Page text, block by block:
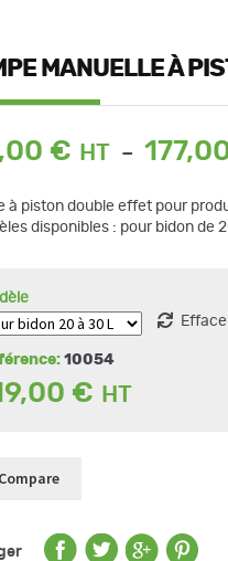
MANUELLE À
€ –
à piston double effet pour
disponibles : pour bidon de
10054
€
Compare